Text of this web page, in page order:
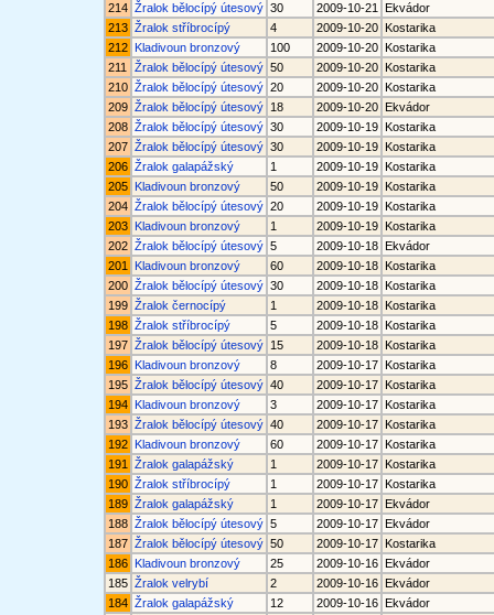
214 Žralok bělocípý útesový 30 2009-10-21
Ekvádor
213 Žralok stříbrocípý 4 2009-10-20 Kostarika
212 Kladivoun bronzový 100 2009-10-20 Kostarika
211
Žralok bělocípý útesový 50 2009-10-20 Kostarika
210 Žralok bělocípý útesový 20 2009-10-20 Kostarika
209 Žralok bělocípý útesový 18 2009-10-20 Ekvádor
208 Žralok bělocípý útesový 30 2009-10-19 Kostarika
207 Žralok bělocípý útesový 30 2009-10-19 Kostarika
206 Žralok galapážský 1 2009-10-19 Kostarika
205 Kladivoun bronzový 50 2009-10-19 Kostarika
204 Žralok bělocípý útesový 20 2009-10-19 Kostarika
203 Kladivoun bronzový 1 2009-10-19 Kostarika
202 Žralok bělocípý útesový 5 2009-10-18 Ekvádor
201
Kladivoun bronzový 60 2009-10-18 Kostarika
200 Žralok bělocípý útesový 30 2009-10-18 Kostarika
199 Žralok černocípý 1 2009-10-18 Kostarika
198 Žralok stříbrocípý 5 2009-10-18 Kostarika
197 Žralok bělocípý útesový 15 2009-10-18 Kostarika
196 Kladivoun bronzový 8 2009-10-17 Kostarika
195 Žralok bělocípý útesový 40 2009-10-17 Kostarika
194 Kladivoun bronzový 3 2009-10-17 Kostarika
193 Žralok bělocípý útesový 40 2009-10-17 Kostarika
192 Kladivoun bronzový 60 2009-10-17 Kostarika
191
Žralok galapážský 1 2009-10-17 Kostarika
190 Žralok stříbrocípý 1 2009-10-17 Kostarika
189 Žralok galapážský 1 2009-10-17 Ekvádor
188 Žralok bělocípý útesový 5 2009-10-17 Ekvádor
187 Žralok bělocípý útesový 50 2009-10-17 Kostarika
186 Kladivoun bronzový 25 2009-10-16 Ekvádor
185 Žralok velrybí 2 2009-10-16 Ekvádor
184 Žralok galapážský 12 2009-10-16 Ekvádor